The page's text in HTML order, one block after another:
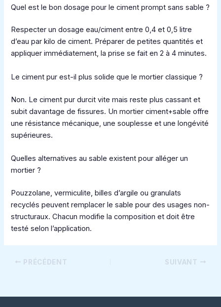
Quel est le bon dosage pour le ciment prompt sans sable ?
Respecter un dosage eau/ciment entre 0,4 et 0,5 litre
d’eau par kilo de ciment. Préparer de petites quantités et
appliquer immédiatement, la prise se fait en 2 à 4 minutes.
Le ciment pur est-il plus solide que le mortier classique ?
Non. Le ciment pur durcit vite mais reste plus cassant et
subit davantage de fissures. Un mortier ciment+sable offre
une résistance mécanique, une souplesse et une longévité
supérieures.
Quelles alternatives au sable existent pour alléger un
mortier ?
Pouzzolane, vermiculite, billes d’argile ou granulats
recyclés peuvent remplacer le sable pour des usages non-
structuraux. Chacun modifie la composition et doit être
testé selon l’application.
PRÉCÉDENT SUIVANT